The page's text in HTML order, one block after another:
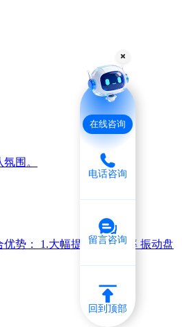
围。
势： 1.大幅提升生产效率 振动盘
在线咨询
电话咨询
留言咨询
回到顶部